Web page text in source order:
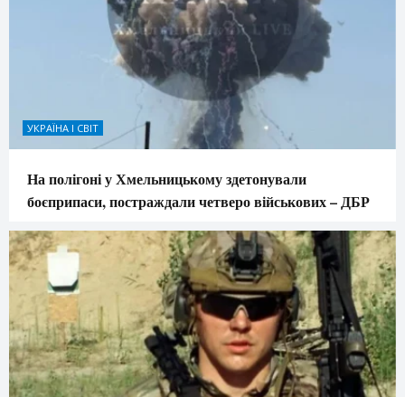
УКРАЇНА І СВІТ
На полігоні у Хмельницькому здетонували
боєприпаси, постраждали четверо військових – ДБР